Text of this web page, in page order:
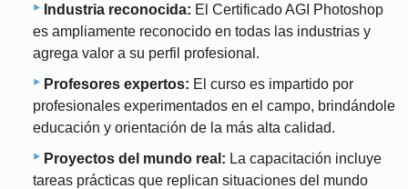
Industria reconocida: El Certificado AGI Photoshop
es ampliamente reconocido en todas las industrias y
agrega valor a su perfil profesional.
Profesores expertos: El curso es impartido por
profesionales experimentados en el campo, brindándole
educación y orientación de la más alta calidad.
Proyectos del mundo real: La capacitación incluye
tareas prácticas que replican situaciones del mundo